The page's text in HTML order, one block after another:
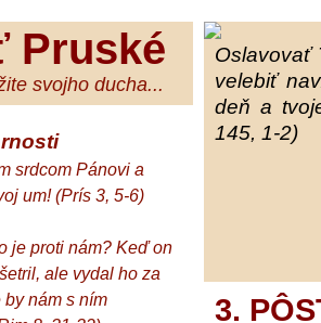
Pruské
svojho ducha...
srdcom Pánovi a
um! (Prís 3, 5-6)
je proti nám? Keď on
ale vydal ho za
by nám s ním
Oslavovať
velebiť
deň a
145, 1-2)
3.